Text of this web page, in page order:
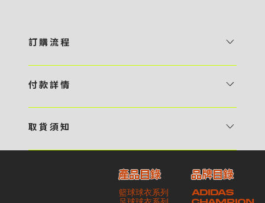
訂 購 流 程
預 約 〉，參看官網上的商品目錄和作品照片去選擇心儀的款式，同時可
報價 貴客可透過電郵方式或 WhatsApp 平台提交定製資料，4AM 團
相關價目，貴客最終確認後將獲取正式完整單據，請安排繳付貨款訂金以
啟動貨品製作 4 / 商品印製 訂金核實後，4AM 團隊將隨即開始製作 5
/ 貨品提取 商品製作完成後，4AM 團隊將聯絡貴客安排貨款餘額及提取
付 款 詳 情
・ Payme ・ 現金機入數 ・ 銀行櫃檯入數 ・ ATM自動櫃員機轉帳 ・
交易單據。如貴客欲更改電郵地址，請與 4AM 團隊聯絡 - 貴客的付款
記錄可透過電郵 或 WhatsApp平台（ 請註明訂單編號 ）交予4AM 團
隊核實有關款項 - 任何轉帳或換匯交易手續費等額外費用，一概不歸屬
取 貨 須 知
請與4AM團隊職員聯絡預約取貨時間｜​ ・ GoGoVan ｜即日完成配送
服務｜運費由貴客現金支付司機｜ ・ 順豐速運 ｜貨件運送需要多於2－
3個工作天｜到付｜​ - 貴客請於貨品可取日起之 10 個工作天內安排提取
產品目錄
籃球球衣系列
ADIDAS
品牌目錄